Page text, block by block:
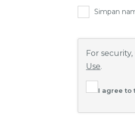
Simpan
For
Use.
I agree to